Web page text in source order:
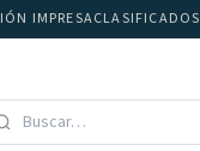
IMPRESACLASIFICADOS